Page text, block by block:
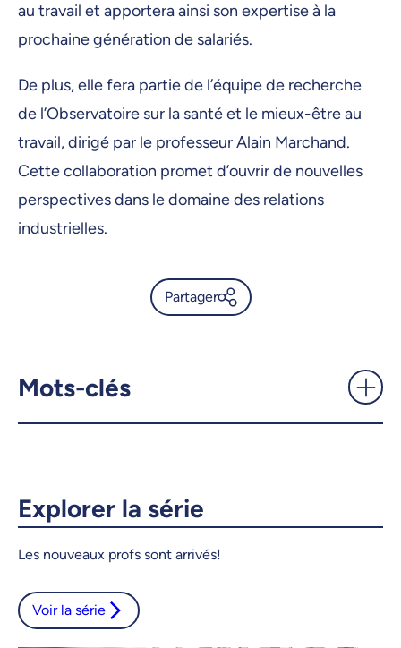
au travail et apportera ainsi son expertise à la
prochaine génération de salariés.
De plus, elle fera partie de l’équipe de recherche
de l’Observatoire sur la santé et le mieux-être au
travail, dirigé par le professeur Alain Marchand.
Cette collaboration promet d’ouvrir de nouvelles
perspectives dans le domaine des relations
industrielles.
Partager
Copier le lien
Mots-clés
Explorer la série
Les nouveaux profs sont arrivés!
Voir la série